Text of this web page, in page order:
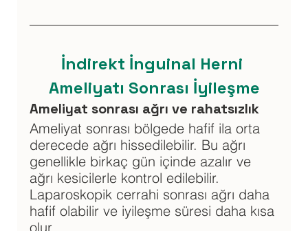
İndirekt İnguinal Herni
Ameliyatı Sonrası İyileşme
Ameliyat sonrası ağrı ve rahatsızlık
Ameliyat sonrası bölgede hafif ila orta
derecede ağrı hissedilebilir. Bu ağrı
genellikle birkaç gün içinde azalır ve
ağrı kesicilerle kontrol edilebilir.
Laparoskopik cerrahi sonrası ağrı daha
hafif olabilir ve iyileşme süresi daha kısa
olur.